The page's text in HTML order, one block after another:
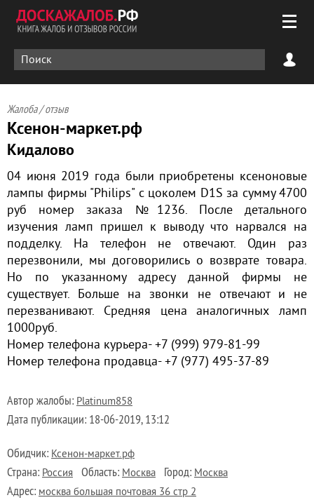
Жалоба / отзыв
Ксенон-маркет.рф
Кидалово
04 июня 2019 года были приобретены ксеноновые
лампы фирмы "Philips" с цоколем D1S за сумму 4700
руб номер заказа №1236. После детального
изучения ламп пришел к выводу что нарвался на
подделку. На телефон не отвечают. Один раз
перезвонили, мы договорились о возврате товара.
Но по указанному адресу данной фирмы не
существует. Больше на звонки не отвечают и не
перезванивают. Средняя цена аналогичных ламп
1000руб.
Номер телефона курьера- +7 (999) 979-81-99
Номер телефона продавца- +7 (977) 495-37-89
Автор жалобы: Platinum858
Дата публикации: 18-06-2019, 13:12
Обидчик: Ксенон-маркет.рф
Страна: Россия Область: Москва Город: Москва
Адрес: москва большая почтовая 36 стр 2